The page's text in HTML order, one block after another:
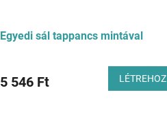
Egyedi sál tappancs mintával
5 546 Ft LÉTREHOZ